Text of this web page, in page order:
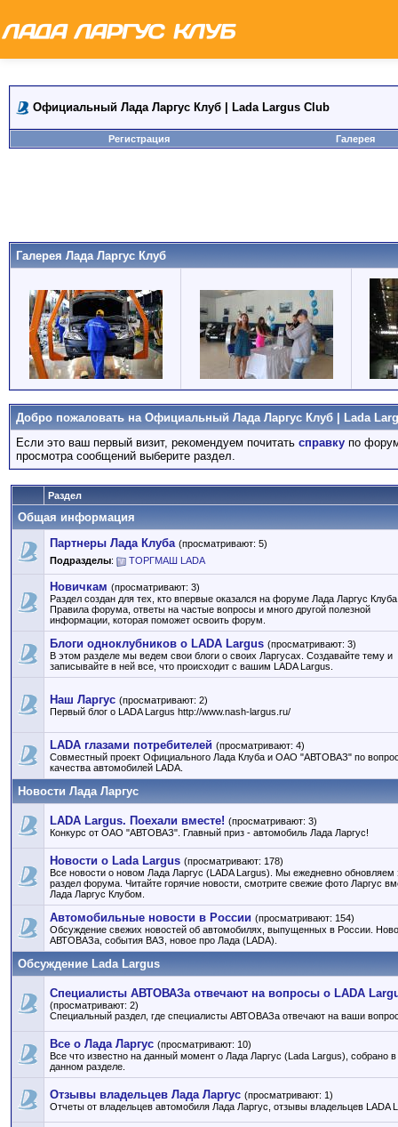
Официальный Лада Ларгус Клуб | Lada Largus Club
Регистрация Галерея
Галерея Лада Ларгус Клуб
Добро пожаловать на Официальный Лада Ларгус Клуб | Lada
Если это ваш первый визит, рекомендуем почитать справку по
просмотра сообщений выберите раздел.
Раздел
Общая информация
Партнеры Лада Клуба (просматривают: 5)
Подразделы: ТОРГМАШ LADA
Новичкам (просматривают: 3)
Раздел создан для тех, кто впервые оказался на форуме Лада Ларгус
Правила форума, ответы на частые вопросы и много другой полезной
информации, которая поможет освоить форум.
Блоги одноклубников о LADA Largus (просматривают: 3)
В этом разделе мы ведем свои блоги о своих Ларгусах. Создавайте тему и
записывайте в ней все, что происходит с вашим LADA Largus.
Наш Ларгус (просматривают: 2)
Первый блог о LADA Largus http://www.nash-largus.ru/
LADA глазами потребителей (просматривают: 4)
Совместный проект Официального Лада Клуба и ОАО "АВТОВАЗ" по
качества автомобилей LADA.
Новости Лада Ларгус
LADA Largus. Поехали вместе! (просматривают: 3)
Конкурс от ОАО "АВТОВАЗ". Главный приз - автомобиль Лада Ларгус!
Новости о Lada Largus (просматривают: 178)
Все новости о новом Лада Ларгус (LADA Largus). Мы ежедневно обновляем
раздел форума. Читайте горячие новости, смотрите свежие фото Ларгус
Лада Ларгус Клубом.
Автомобильные новости в России (просматривают: 154)
Обсуждение свежих новостей об автомобилях, выпущенных в России.
АВТОВАЗа, события ВАЗ, новое про Лада (LADA).
Обсуждение Lada Largus
Специалисты АВТОВАЗа отвечают на вопросы о LADA
(просматривают: 2)
Специальный раздел, где специалисты АВТОВАЗа отвечают на ваши
Все о Лада Ларгус (просматривают: 10)
Все что известно на данный момент о Лада Ларгус (Lada Largus), собрано в
данном разделе.
Отзывы владельцев Лада Ларгус (просматривают: 1)
Отчеты от владельцев автомобиля Лада Ларгус, отзывы владельцев LADA